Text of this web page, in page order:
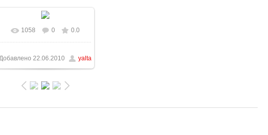
В реальном размере
1228x921/ 178.6Kb
1058 0 0.0
22.06.2010 yalta